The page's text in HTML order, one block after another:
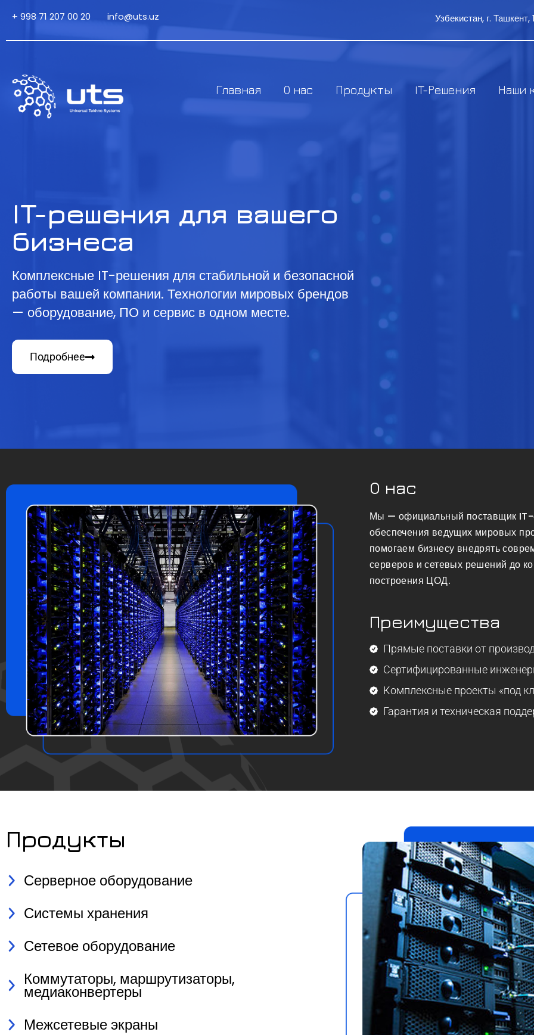
+ 998 71 207 00 20 info@uts.uz Узбекистан, г.
Главная О нас Продукты IT-Решения Наши
IT-решения для вашего
бизнеса
Комплексные IT-решения для стабильной и безопасной
работы вашей компании. Технологии мировых брендов
— оборудование, ПО и сервис в одном месте.
Подробнее
О нас
Мы — официальный поставщик IT-
обеспечения ведущих мировых
помогаем бизнесу внедрять
серверов и сетевых решений до
построения ЦОД.
Преимущества
Прямые поставки от
Сертифицированные
Комплексные проекты «под
Гарантия и техническая
Продукты
Серверное оборудование
Системы хранения
Сетевое оборудование
Коммутаторы, маршрутизаторы,
медиаконвертеры
Межсетевые экраны